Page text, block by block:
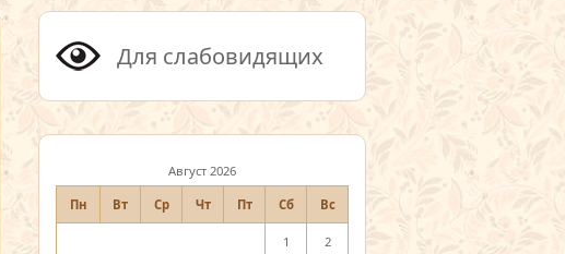
Для слабовидящих
Август 2026
Пн Вт Ср Чт Пт Сб Вс
1 2